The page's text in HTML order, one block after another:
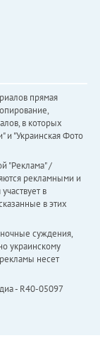
прямая
в которых
и "Украинская Фото
"Реклама" /
рекламными и
в
в этих
суждения,
украинскому
несет
- R40-05097